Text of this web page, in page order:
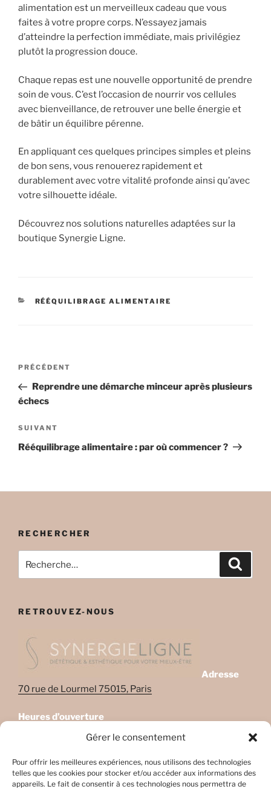
Gérer le consentement
Pour offrir les meilleures expériences, nous utilisons des technologies
telles que les cookies pour stocker et/ou accéder aux informations des
appareils. Le fait de consentir à ces technologies nous permettra de
alimentation est un merveilleux cadeau que vous
faites à votre propre corps. N’essayez jamais
d’atteindre la perfection immédiate, mais privilégiez
plutôt la progression douce.
Chaque repas est une nouvelle opportunité de prendre
soin de vous. C’est l’occasion de nourrir vos cellules
avec bienveillance, de retrouver une belle énergie et
de bâtir un équilibre pérenne.
En appliquant ces quelques principes simples et pleins
de bon sens, vous renouerez rapidement et
durablement avec votre vitalité profonde ainsi qu’avec
votre silhouette idéale.
Découvrez nos solutions naturelles adaptées sur la
boutique Synergie Ligne.
CATÉGORIES
RÉÉQUILIBRAGE ALIMENTAIRE
Navigation
l’article
Article
précédent
PRÉCÉDENT
Reprendre une démarche minceur après plusieurs
échecs
Article
suivant
SUIVANT
Rééquilibrage alimentaire : par où commencer ?
RECHERCHER
pour
RETROUVEZ-NOUS
Adresse
70 rue de Lourmel 75015, Paris
Heures d’ouverture
Lundi: 08:45–22:00
Mercredi: Fermé
Jeudi: 08:45-17h45
Vendredi: 08:45-17h45